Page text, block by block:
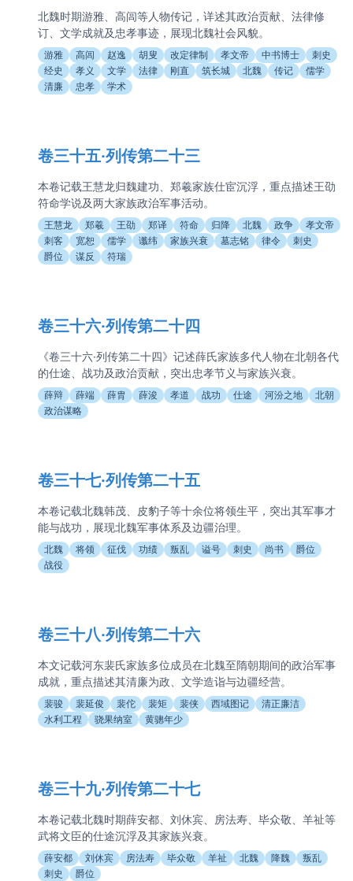
北魏时期游雅、高闾等人物传记，详述其政治贡献、法律修
订、文学成就及忠孝事迹，展现北魏社会风貌。
游雅 高闾 赵逸 胡叟 改定律制 孝文帝 中书博士
刺史
经史
孝义 文学 法律 刚直 筑长城 北魏 传记
儒学
清廉
忠孝 学术
卷三十五·列传第二十三
本卷记载王慧龙归魏建功、郑羲家族仕宦沉浮，重点描述王劭
符命学说及两大家族政治军事活动。
王慧龙 郑羲 王劭 郑译 符命 归降 北魏 政争
孝文帝
刺客
宽恕 儒学 谶纬 家族兴衰 墓志铭 律令
刺史
爵位
谋反 符瑞
卷三十六·列传第二十四
《卷三十六·列传第二十四》记述薛氏家族多代人物在北朝各代
的仕途、战功及政治贡献，突出忠孝节义与家族兴衰。
薛辩 薛端 薛胄 薛浚 孝道 战功 仕途 河汾之地
北朝
政治谋略
卷三十七·列传第二十五
本卷记载北魏韩茂、皮豹子等十余位将领生平，突出其军事才
能与战功，展现北魏军事体系及边疆治理。
北魏 将领 征伐 功绩 叛乱 谥号 刺史 尚书
爵位
战役
卷三十八·列传第二十六
本文记载河东裴氏家族多位成员在北魏至隋朝期间的政治军事
成就，重点描述其清廉为政、文学造诣与边疆经营。
裴骏 裴延俊 裴佗 裴矩 裴侠 西域图记
清正廉洁
水利工程
骁果纳室 黄骢年少
卷三十九·列传第二十七
本卷记载北魏时期薛安都、刘休宾、房法寿、毕众敬、羊祉等
武将文臣的仕途沉浮及其家族兴衰。
薛安都 刘休宾 房法寿 毕众敬 羊祉 北魏 降魏
叛乱
刺史
爵位